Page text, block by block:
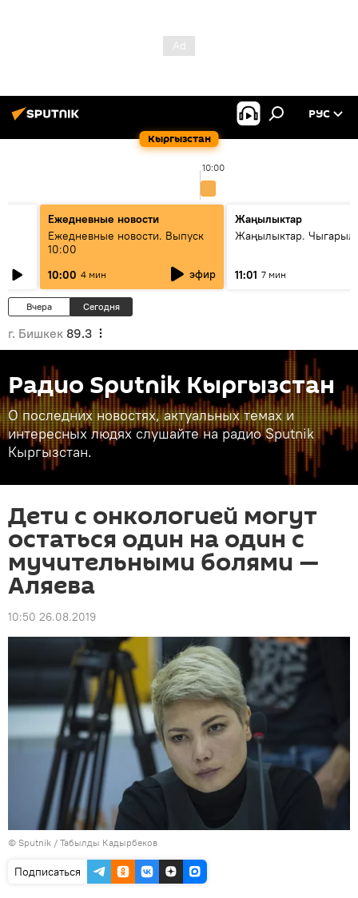
Кыргызстан
РУС
10:00
Ежедневные новости
Ежедневные новости. Выпуск
10:00
10:00 4 мин эфир
Жаңылыктар
Жаңылыктар.
11:01 7 мин
Вчера Сегодня
г. Бишкек 89.3
Радио Sputnik Кыргызстан
О последних новостях, актуальных темах и
интересных людях слушайте на радио Sputnik
Кыргызстан.
Дети с онкологией могут
остаться один на один с
мучительными болями —
Аляева
10:50 26.08.2019
© Sputnik / Табылды Кадырбеков
Подписаться